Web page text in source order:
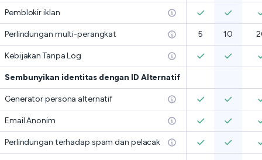
Pemblokir iklan
Perlindungan multi-perangkat 5 10
Kebijakan Tanpa Log
Sembunyikan identitas dengan ID Alternatif
Generator persona alternatif
Email Anonim
Perlindungan terhadap spam dan pelacak